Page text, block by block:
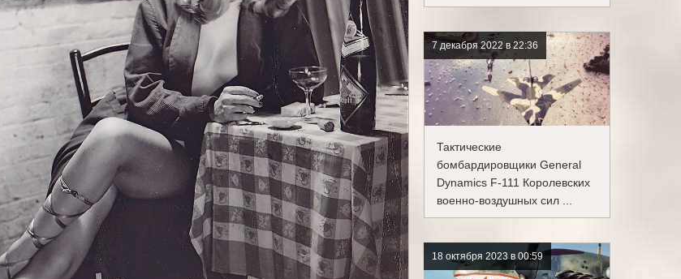
7 декабря 2022 в 22:36
Тактические
бомбардировщики General
Dynamics F-111 Королевских
военно-воздушных сил ...
18 октября 2023 в 00:59